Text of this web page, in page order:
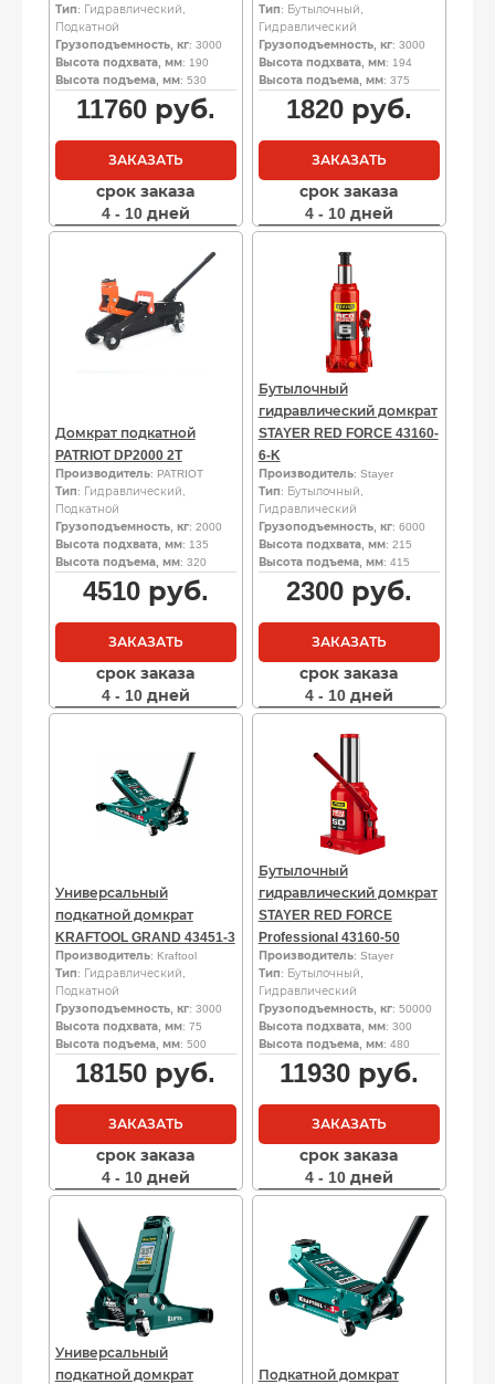
Тип: Гидравлический,
Подкатной
Грузоподъемность, кг: 3000
Высота подхвата, мм: 190
Высота подъема, мм: 530
11760руб.
ЗАКАЗАТЬ
срок заказа
4 - 10 дней
Тип: Бутылочный,
Гидравлический
Грузоподъемность, кг: 3000
Высота подхвата, мм: 194
Высота подъема, мм: 375
1820руб.
ЗАКАЗАТЬ
срок заказа
4 - 10 дней
Домкрат подкатной
PATRIOT DP2000 2T
Производитель: PATRIOT
Тип: Гидравлический,
Подкатной
Грузоподъемность, кг: 2000
Высота подхвата, мм: 135
Высота подъема, мм: 320
4510руб.
ЗАКАЗАТЬ
срок заказа
4 - 10 дней
Бутылочный
гидравлический домкрат
STAYER RED FORCE 43160-
6-K
Производитель: Stayer
Тип: Бутылочный,
Гидравлический
Грузоподъемность, кг: 6000
Высота подхвата, мм: 215
Высота подъема, мм: 415
2300руб.
ЗАКАЗАТЬ
срок заказа
4 - 10 дней
Универсальный
подкатной домкрат
KRAFTOOL GRAND 43451-3
Производитель: Kraftool
Тип: Гидравлический,
Подкатной
Грузоподъемность, кг: 3000
Высота подхвата, мм: 75
Высота подъема, мм: 500
18150 руб.
ЗАКАЗАТЬ
срок заказа
4 - 10 дней
Бутылочный
гидравлический домкрат
STAYER RED FORCE
Professional 43160-50
Производитель: Stayer
Тип: Бутылочный,
Гидравлический
Грузоподъемность, кг: 50000
Высота подхвата, мм: 300
Высота подъема, мм: 480
11930руб.
ЗАКАЗАТЬ
срок заказа
4 - 10 дней
Универсальный
подкатной домкрат
Подкатной домкрат